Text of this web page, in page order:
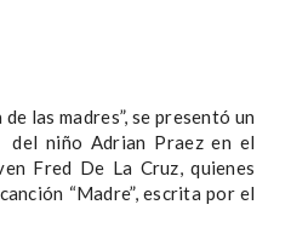
las madres”, se presentó un
niño Adrian Praez en el
Fred De La Cruz, quienes
“Madre”, escrita por el